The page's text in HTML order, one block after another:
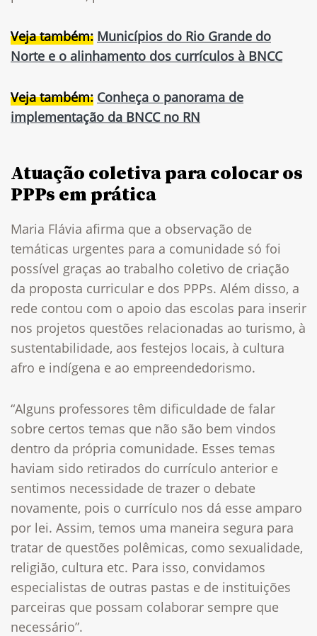
Veja também: Municípios do Rio Grande do
Norte e o alinhamento dos currículos à BNCC
Veja também: Conheça o panorama de
implementação da BNCC no RN
Atuação coletiva para colocar os
PPPs em prática
Maria Flávia afirma que a observação de
temáticas urgentes para a comunidade só foi
possível graças ao trabalho coletivo de criação
da proposta curricular e dos PPPs. Além disso, a
rede contou com o apoio das escolas para inserir
nos projetos questões relacionadas ao turismo, à
sustentabilidade, aos festejos locais, à cultura
afro e indígena e ao empreendedorismo.
“Alguns professores têm dificuldade de falar
sobre certos temas que não são bem vindos
dentro da própria comunidade. Esses temas
haviam sido retirados do currículo anterior e
sentimos necessidade de trazer o debate
novamente, pois o currículo nos dá esse amparo
por lei. Assim, temos uma maneira segura para
tratar de questões polêmicas, como sexualidade,
religião, cultura etc. Para isso, convidamos
especialistas de outras pastas e de instituições
parceiras que possam colaborar sempre que
necessário”.